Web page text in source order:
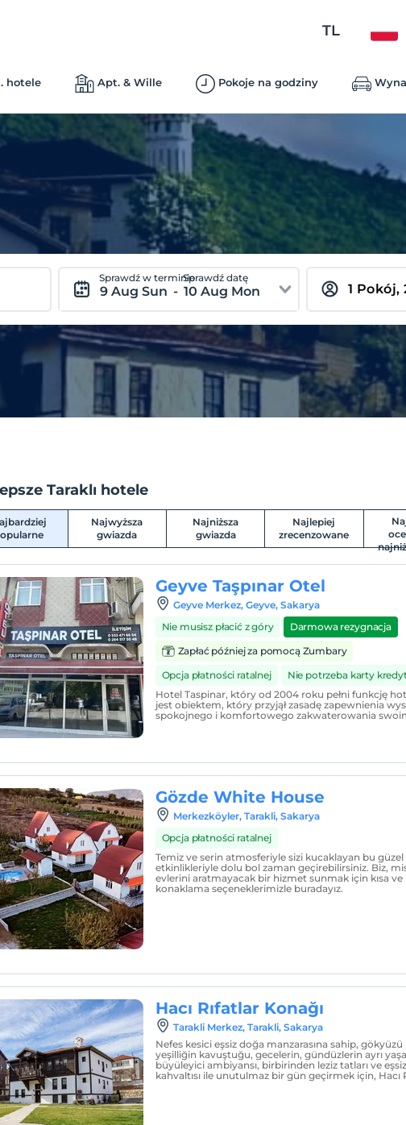
TL
hotele Apt. & Wille Pokoje na godziny
Sprawdź w terminie
9 Aug Sun -
Sprawdź datę
10 Aug Mon
Taraklı hotele
Najwyższa
gwiazda
Najniższa
gwiazda
Najlepiej
zrecenzowane
Geyve Taşpınar Otel
Geyve Merkez, Geyve, Sakarya
Nie musisz płacić z góry
Darmowa rezygnacja
Zapłać później za pomocą Zumbary
Opcja płatności ratalnej
Nie potrzeba karty
Hotel Taspinar, który od 2004 roku pełni funkcję
jest obiektem, który przyjął zasadę zapewnienia
spokojnego i komfortowego zakwaterowania
Gözde White House
Merkezköyler, Tarakli, Sakarya
Opcja płatności ratalnej
Temiz ve serin atmosferiyle sizi kucaklayan bu
etkinlikleriyle dolu bol zaman geçirebilirsiniz. Biz,
evlerini aratmayacak bir hizmet sunmak için kısa ve
konaklama seçeneklerimizle buradayız.
Hacı Rıfatlar Konağı
Tarakli Merkez, Tarakli, Sakarya
Nefes kesici eşsiz doğa manzarasına sahip,
yeşilliğin kavuştuğu, gecelerin, gündüzlerin ayrı
büyüleyici ambiyansı, birbirinden leziz tatları ve
kahvaltısı ile unutulmaz bir gün geçirmek için, Hacı